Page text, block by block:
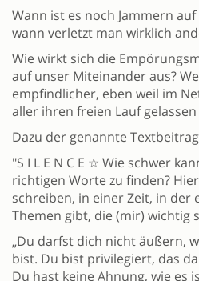
Wann ist es noch Jammern
wann verletzt man wirklich
Wie wirkt sich die
auf unser Miteinander aus?
empfindlicher, eben weil im
aller ihren freien Lauf
Dazu der genannte
"S I L E N C E ☆ Wie schwer
richtigen Worte zu finden?
schreiben, in einer Zeit, in der
Themen gibt, die (mir) wichtig
„Du darfst dich nicht äußern,
bist. Du bist privilegiert, das
Du hast keine Ahnung, wie es